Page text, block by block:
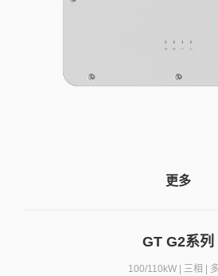
更多
GT G2系列
100/110kW | 三相 |